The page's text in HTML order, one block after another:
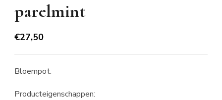
parelmint
€27,50
Bloempot.
Producteigenschappen: